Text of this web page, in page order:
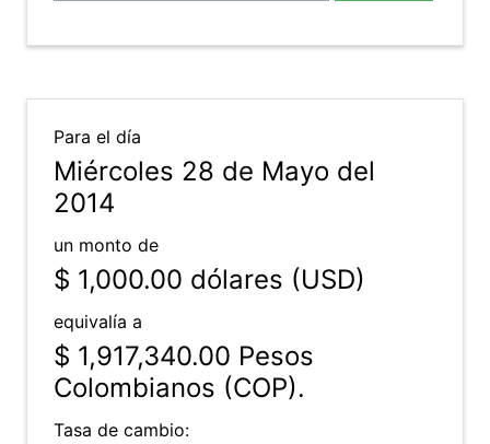
Para el día
Miércoles 28 de Mayo del
2014
un monto de
$ 1,000.00 dólares (USD)
equivalía a
$ 1,917,340.00 Pesos
Colombianos (COP).
Tasa de cambio: